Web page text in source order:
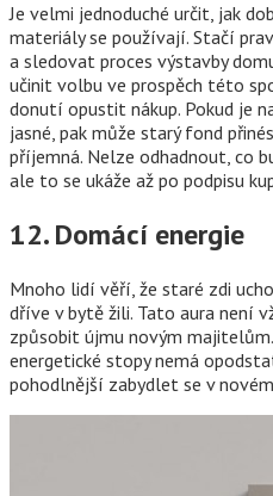
Je velmi jednoduché určit, jak
materiály se používají. Stačí
a sledovat proces výstavby
učinit volbu ve prospěch této
donutí opustit nákup. Pokud je
jasné, pak může starý fond
příjemná. Nelze odhadnout, co
ale to se ukáže až po podpisu
12. Domácí energie
Mnoho lidí věří, že staré zdi
dříve v bytě žili. Tato aura není
způsobit újmu novým
energetické stopy nemá
pohodlnější zabydlet se v